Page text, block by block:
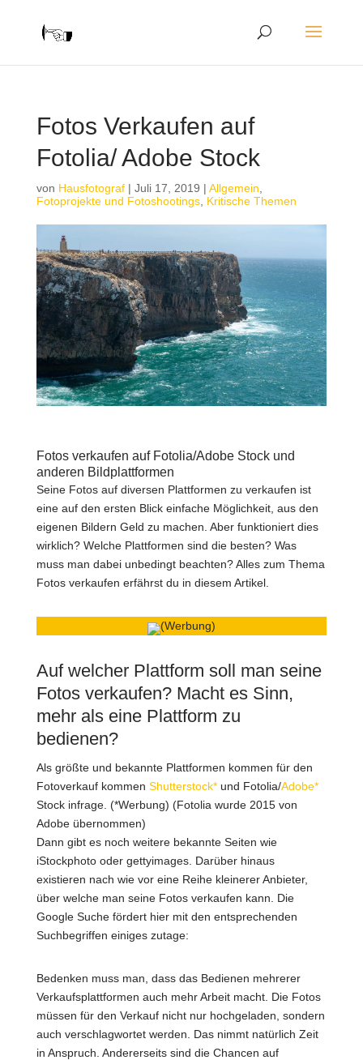
Fotos Verkaufen auf
Fotolia/ Adobe Stock
von Hausfotograf| Juli 17, 2019 | Allgemein
Fotoprojekte und Fotoshootings, Kritische Themen
Fotos verkaufen auf Fotolia/Adobe Stock und
anderen Bildplattformen
Seine Fotos auf diversen Plattformen zu verkaufen ist
eine auf den ersten Blick einfache Möglichkeit, aus den
eigenen Bildern Geld zu machen. Aber funktioniert dies
wirklich? Welche Plattformen sind die besten? Was
muss man dabei unbedingt beachten? Alles zum Thema
Fotos verkaufen erfährst du in diesem Artikel.
(Werbung)
Auf welcher Plattform soll man seine
Fotos verkaufen? Macht es Sinn,
mehr als eine Plattform zu
bedienen?
Als größte und bekannte Plattformen kommen für den
Fotoverkauf kommen Shutterstock*und Fotolia/Adobe*
Stock infrage. (*Werbung) (Fotolia wurde 2015 von
Adobe übernommen)
Dann gibt es noch weitere bekannte Seiten wie
iStockphoto oder gettyimages. Darüber hinaus
existieren nach wie vor eine Reihe kleinerer Anbieter,
über welche man seine Fotos verkaufen kann. Die
Google Suche fördert hier mit den entsprechenden
Suchbegriffen einiges zutage:
Bedenken muss man, dass das Bedienen mehrerer
Verkaufsplattformen auch mehr Arbeit macht. Die Fotos
müssen für den Verkauf nicht nur hochgeladen, sondern
auch verschlagwortet werden. Das nimmt natürlich Zeit
in Anspruch. Andererseits sind die Chancen auf